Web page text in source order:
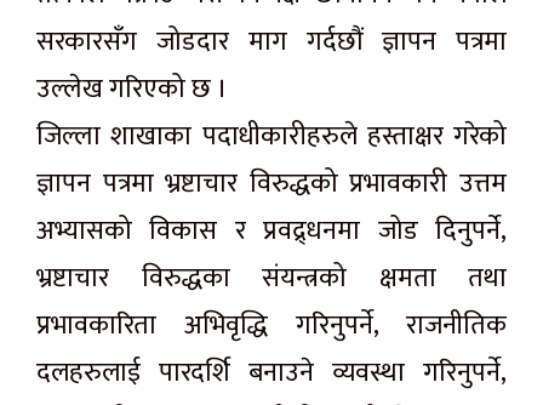
सरकारसँग जोडदार माग गर्दछौं ज्ञापन पत्रमा
उल्लेख गरिएको छ ।
जिल्ला शाखाका पदाधीकारीहरुले हस्ताक्षर गरेको
ज्ञापन पत्रमा भ्रष्टाचार विरुद्धको प्रभावकारी उत्तम
अभ्यासको विकास र प्रवद्र्धनमा जोड दिनुपर्ने,
भ्रष्टाचार विरुद्धका संयन्त्रको क्षमता तथा
प्रभावकारिता अभिवृद्धि गरिनुपर्ने, राजनीतिक
दलहरुलाई पारदर्शि बनाउने व्यवस्था गरिनुपर्ने,